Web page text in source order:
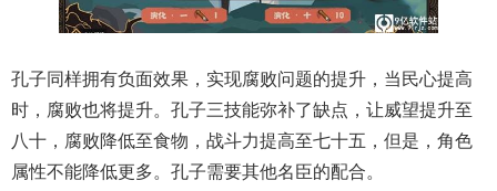
孔子同样拥有负面效果，实现腐败问题的提升，当民心提高
时，腐败也将提升。孔子三技能弥补了缺点，让威望提升至
八十，腐败降低至食物，战斗力提高至七十五，但是，角色
属性不能降低更多。孔子需要其他名臣的配合。